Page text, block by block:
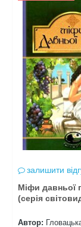
залишити
Міфи давньої
(серія
Автор: